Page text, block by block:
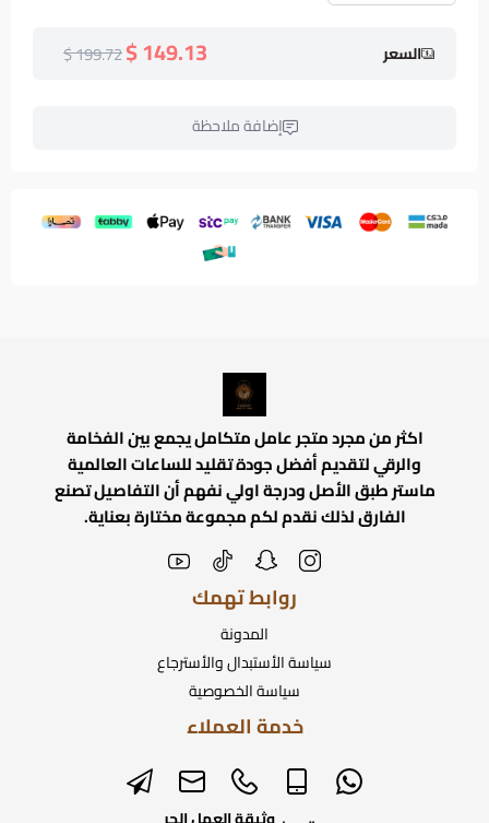
السعر 149.13 $
199.72 $
إضافة ملاحظة
اكثر من مجرد متجر عامل متكامل يجمع بين الفخامة
والرقي لتقديم أفضل جودة تقليد للساعات العالمية
ماستر طبق الأصل ودرجة اولي نفهم أن التفاصيل تصنع
الفارق لذلك نقدم لكم مجموعة مختارة بعناية.
روابط تهمك
المدونة
سياسة الأستبدال والأسترجاع
سياسة الخصوصية
خدمة العملاء